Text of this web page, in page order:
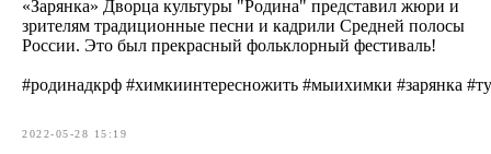
«Зарянка» Дворца культуры "Родина" представил жюри и
зрителям традиционные песни и кадрили Средней полосы
России. Это был прекрасный фольклорный фестиваль!
#родинадкрф #химкиинтересножить #мыихимки #зарянка
2022-05-28 15:19